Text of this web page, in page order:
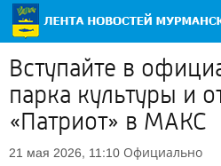
Вступайте в
парка культуры и
«Патриот» в MAКС
21 мая 2026, 11:10 Официально